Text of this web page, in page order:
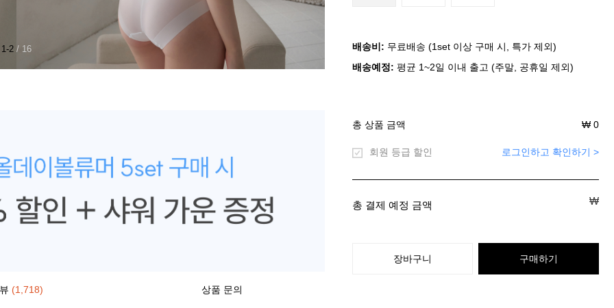
1-2 / 16
(1,718) 상품 문의
배송비: 무료배송 (1set 이상 구매 시, 특가 제외)
배송예정: 평균 1~2일 이내 출고 (주말, 공휴일 제외)
총 상품 금액 ₩ 0
회원 등급 할인 로그인하고 확인하기 >
총 결제 예정 금액 ₩
장바구니 구매하기